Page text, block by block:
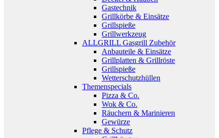
Gastechnik
Grillkörbe & Einsätze
Grillspieße
Grillwerkzeug
ALLGRILL Gasgrill Zubehör
Anbauteile & Einsätze
Grillplatten & Grillröste
Grillspieße
Wetterschutzhüllen
Themenspecials
Pizza & Co.
Wok & Co.
Räuchern & Marinieren
Gewürze
Pflege & Schutz